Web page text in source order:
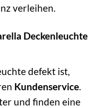
verleihen.
Deckenleuchte
defekt ist,
Kundenservice.
und finden eine